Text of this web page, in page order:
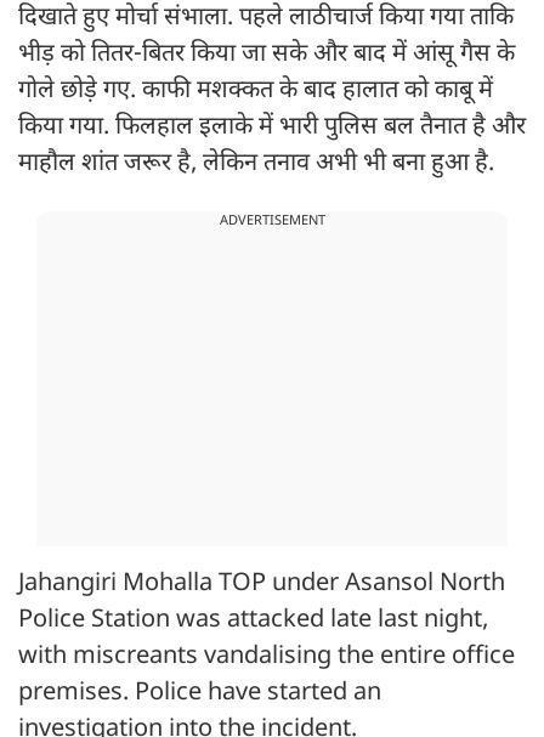
दिखाते हुए मोर्चा संभाला. पहले लाठीचार्ज किया गया ताकि
भीड़ को तितर-बितर किया जा सके और बाद में आंसू गैस के
गोले छोड़े गए. काफी मशक्कत के बाद हालात को काबू में
किया गया. फिलहाल इलाके में भारी पुलिस बल तैनात है और
माहौल शांत जरूर है, लेकिन तनाव अभी भी बना हुआ है.
ADVERTISEMENT
Jahangiri Mohalla TOP under Asansol North
Police Station was attacked late last night,
with miscreants vandalising the entire office
premises. Police have started an
investigation into the incident.